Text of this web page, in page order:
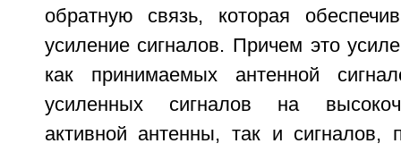
обратную связь, которая
усиление сигналов. Причем это
как принимаемых антенной
усиленных сигналов на
активной антенны, так и сигналов,